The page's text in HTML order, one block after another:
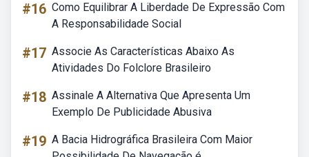
#16 Como Equilibrar A Liberdade De Expressão Com
A Responsabilidade Social
#17 Associe As Características Abaixo As
Atividades Do Folclore Brasileiro
#18 Assinale A Alternativa Que Apresenta Um
Exemplo De Publicidade Abusiva
#19 A Bacia Hidrográfica Brasileira Com Maior